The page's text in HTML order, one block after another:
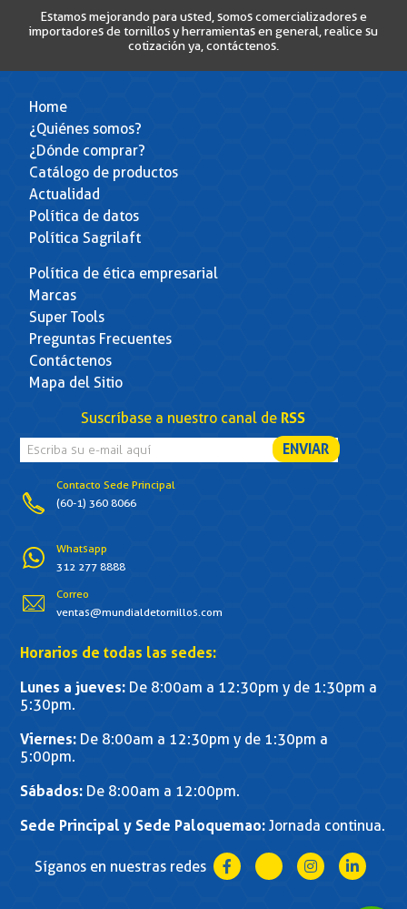
Estamos mejorando para usted, somos comercializadores e
importadores de tornillos y herramientas en general, realice su
cotización ya, contáctenos.
Home
¿Quiénes somos?
¿Dónde comprar?
Catálogo de productos
Actualidad
Política de datos
Política Sagrilaft
Política de ética empresarial
Marcas
Super Tools
Preguntas Frecuentes
Contáctenos
Mapa del Sitio
Suscríbase a nuestro canal de RSS
Contacto Sede Principal
(60-1) 360 8066
Whatsapp
312 277 8888
Correo
ventas@mundialdetornillos.com
Horarios de todas las sedes:
Lunes a jueves: De 8:00am a 12:30pm y de 1:30pm a
5:30pm.
Viernes: De 8:00am a 12:30pm y de 1:30pm a
5:00pm.
Sábados: De 8:00am a 12:00pm.
Sede Principal y Sede Paloquemao: Jornada continua.
Síganos en nuestras redes